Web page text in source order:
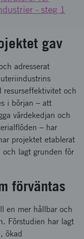
- steg 1
gav
adresserat
och
i början – att
värdekedjan och
– har
projektet etablerat
och lagt grunden för
förväntas
en mer hållbar och
Förstudien har lagt
ökad